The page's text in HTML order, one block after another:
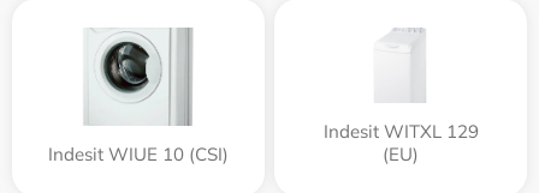
Indesit WIUE 10 (CSI)
Indesit WITXL 129
(EU)